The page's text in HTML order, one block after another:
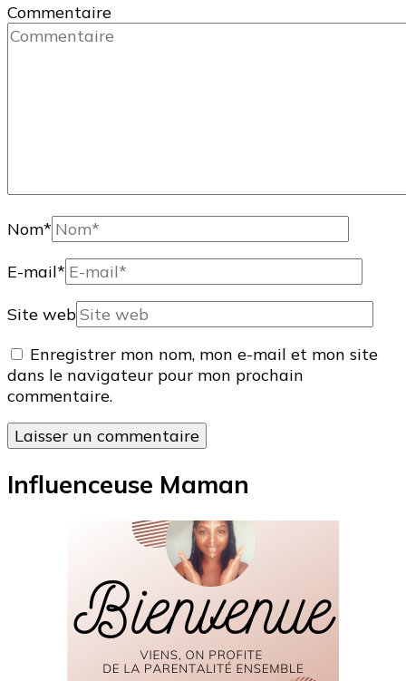
Commentaire
Nom*
E-mail*
Site web
Enregistrer mon nom, mon e-mail et mon site
dans le navigateur pour mon prochain
commentaire.
Influenceuse Maman